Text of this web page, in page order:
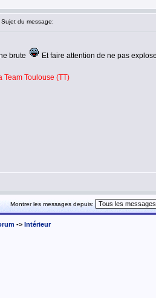
du message:
brute
Et faire attention de ne pas
Team Toulouse (TT)
Montrer les messages depuis:
-> Intérieur